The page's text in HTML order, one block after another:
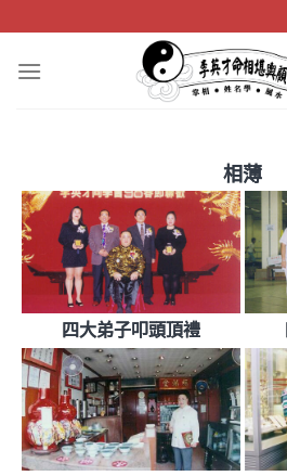
to
content
相薄
四大弟子叩頭頂禮